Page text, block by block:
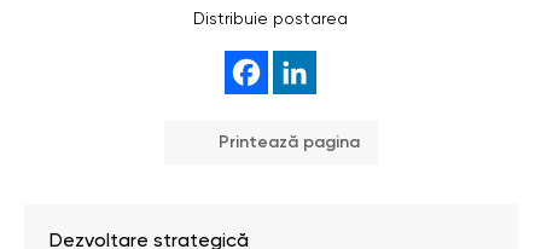
Distribuie postarea
Printează pagina
Dezvoltare strategică